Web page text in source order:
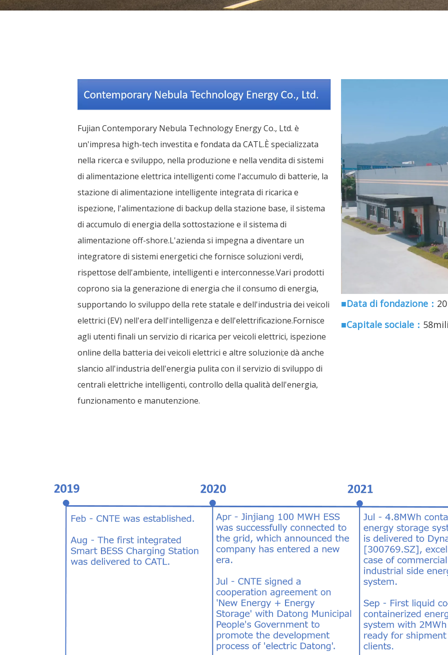
Fujian Contemporary Nebula Technology Energy Co., Ltd. è
un'impresa high-tech investita e fondata da CATL.È specializzata
nella ricerca e sviluppo, nella produzione e nella vendita di sistemi
di alimentazione elettrica intelligenti come l'accumulo di batterie, la
stazione di alimentazione intelligente integrata di ricarica e
ispezione, l'alimentazione di backup della stazione base, il sistema
di accumulo di energia della sottostazione e il sistema di
alimentazione off-shore.L'azienda si impegna a diventare un
integratore di sistemi energetici che fornisce soluzioni verdi,
rispettose dell'ambiente, intelligenti e interconnesse.Vari prodotti
coprono sia la generazione di energia che il consumo di energia,
supportando lo sviluppo della rete statale e dell'industria dei veicoli
elettrici (EV) nell'era dell'intelligenza e dell'elettrificazione.Fornisce
agli utenti finali un servizio di ricarica per veicoli elettrici, ispezione
online della batteria dei veicoli elettrici e altre soluzioni;e dà anche
slancio all'industria dell'energia pulita con il servizio di sviluppo di
centrali elettriche intelligenti, controllo della qualità dell'energia,
funzionamento e manutenzione.
■Data di fondazione：
■Capitale sociale：